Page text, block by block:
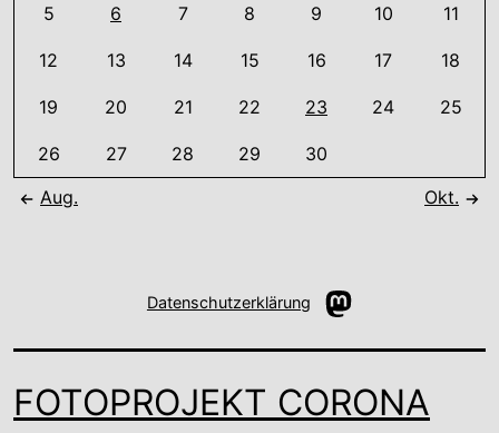
5 6 7 8 9 10 11
12 13 14 15 16 17 18
19 20 21 22 23 24 25
26 27 28 29
30
Aug.
Okt.
Datenschutzerklärung Mastodon
FOTOPROJEKT CORONA